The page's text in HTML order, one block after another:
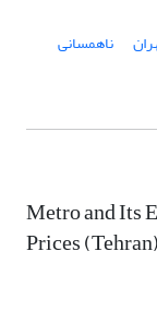
ناهمسانی
Metro and Its
Prices (Tehran)